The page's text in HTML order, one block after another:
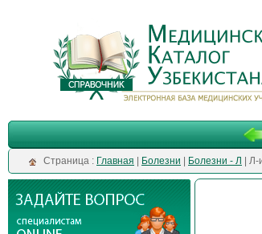
Cтраница : Главная Болезни Болезни - Л |